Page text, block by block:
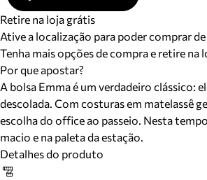
Retire na loja grátis
Ative a localização para poder comprar
Tenha mais opções de compra e retire na
Por que apostar?
A bolsa Emma é um verdadeiro clássico:
descolada. Com costuras em matelassê
escolha do office ao passeio. Nesta
macio e na paleta da estação.
Detalhes do produto